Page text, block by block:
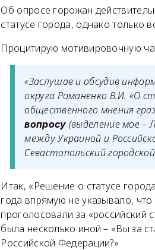
Об опросе горожан
статусе города, однако только
Процитирую мотивировочную
«Заслушав и обсудив
округа Романенко В.И. «О
общественного мнения
вопросу (выделение мое –
между Украиной и
Севастопольский
Итак, «Решение о статусе
года впрямую не указывало,
проголосовали за «российский
была несколько иной – «Вы за
Российской Федерации?»